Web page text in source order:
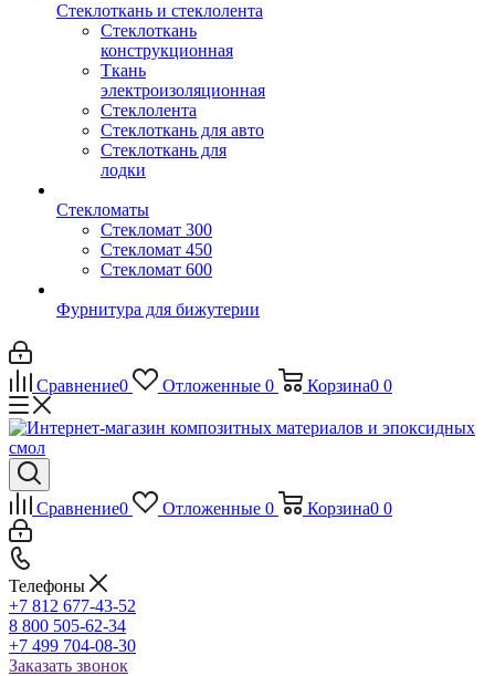
Стеклоткань и стеклолента
Стеклоткань
конструкционная
Ткань
электроизоляционная
Стеклолента
Стеклоткань для авто
Стеклоткань для
лодки
Стекломаты
Стекломат 300
Стекломат 450
Стекломат 600
Фурнитура для бижутерии
Сравнение0 Отложенные 0 Корзина0 0
Сравнение0 Отложенные 0 Корзина0 0
Телефоны
+7 812 677-43-52
8 800 505-62-34
+7 499 704-08-30
Заказать звонок